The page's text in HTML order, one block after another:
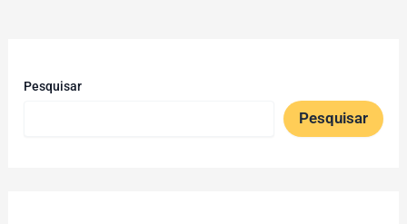
Pesquisar
Pesquisar